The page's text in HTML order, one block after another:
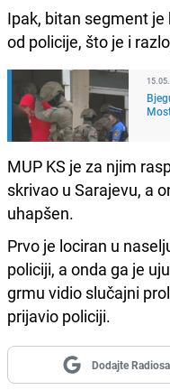
Ipak, bitan segment
od policije, što je i
MUP KS je za njim
skrivao u Sarajevu, a
uhapšen.
Prvo je lociran u
policiji, a onda ga je
grmu vidio slučajni
prijavio policiji.
Dodajte